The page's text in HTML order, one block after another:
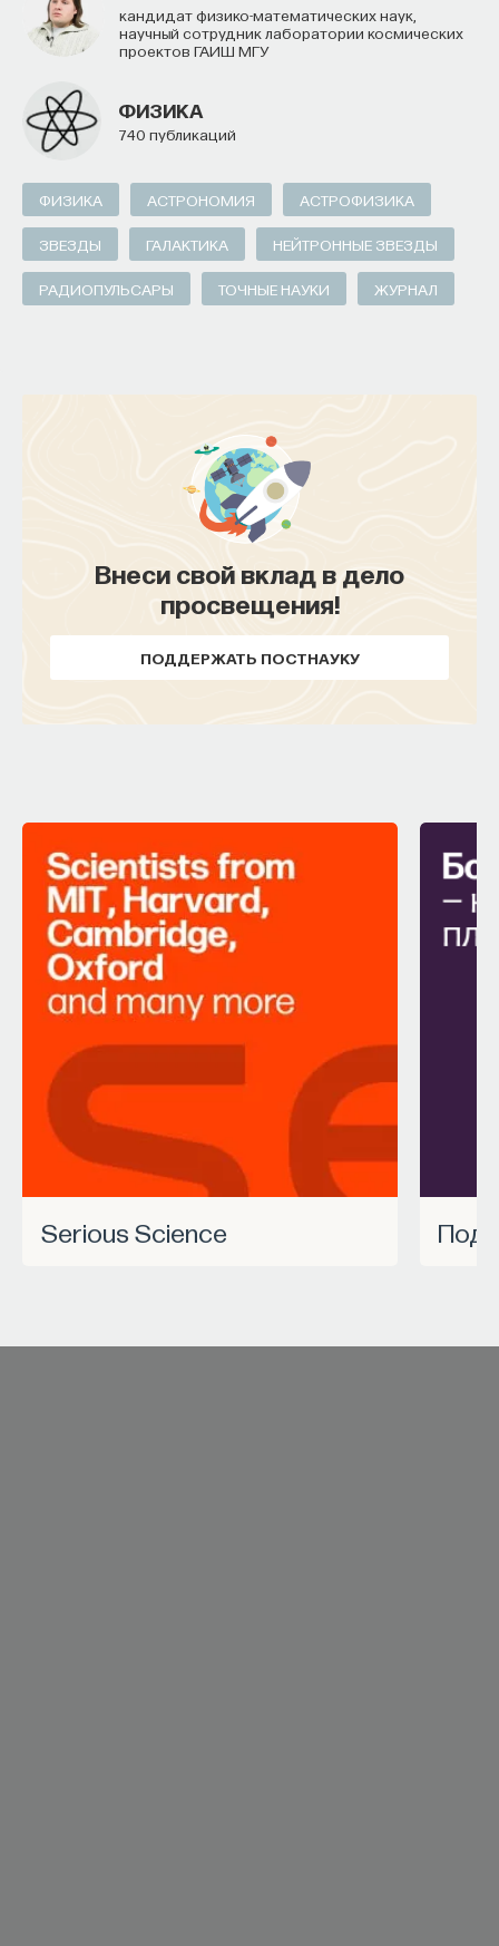
кандидат физико-математических наук,
научный сотрудник лаборатории космических
проектов ГАИШ МГУ
ФИЗИКА
740 публикаций
ФИЗИКА АСТРОНОМИЯ АСТРОФИЗИКА
ЗВЕЗДЫ ГАЛАКТИКА НЕЙТРОННЫЕ ЗВЕЗДЫ
РАДИОПУЛЬСАРЫ ТОЧНЫЕ НАУКИ ЖУРНАЛ
Внеси свой вклад в дело
просвещения!
ПОДДЕРЖАТЬ ПОСТНАУКУ
Serious Science